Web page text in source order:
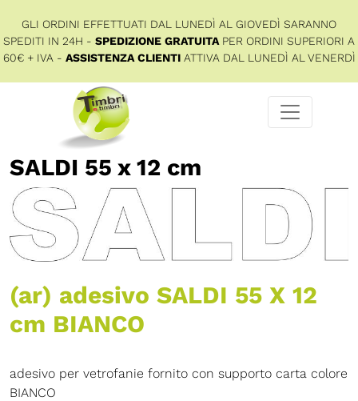
GLI ORDINI EFFETTUATI DAL LUNEDÌ AL GIOVEDÌ SARANNO
SPEDITI IN 24H - SPEDIZIONE GRATUITA PER ORDINI SUPERIORI A
60€ + IVA - ASSISTENZA CLIENTIATTIVA DAL LUNEDÌ AL VENERDÌ
SALDI 55 x 12 cm
(ar) adesivo SALDI 55 X 12
cm BIANCO
adesivo per vetrofanie fornito con supporto carta colore
BIANCO